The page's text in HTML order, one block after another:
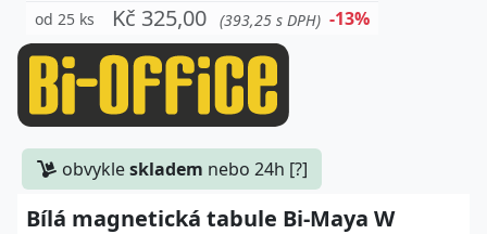
od 25 ks Kč 325,00 (393,25 s DPH) -13%
obvykleskladem nebo 24h [?]
Bílá magnetická tabule Bi-Maya W